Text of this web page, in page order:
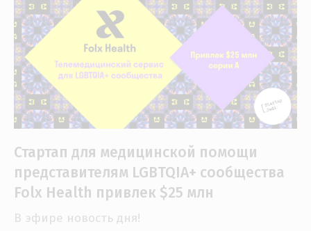
Стартап для медицинской помощи
представителям LGBTQIA+ сообщества
Folx Health привлек $25 млн
В эфире новость дня!